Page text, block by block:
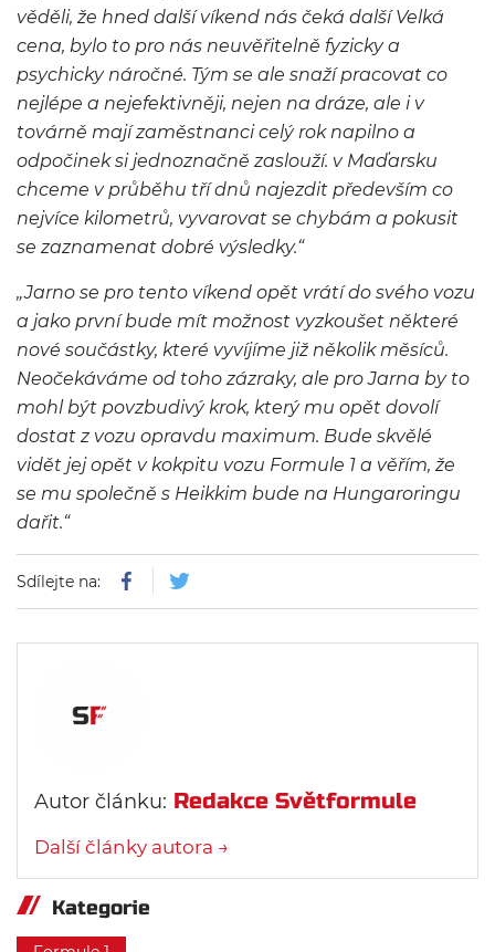
věděli, že hned další víkend nás čeká další Velká
cena, bylo to pro nás neuvěřitelně fyzicky a
psychicky náročné. Tým se ale snaží pracovat co
nejlépe a nejefektivněji, nejen na dráze, ale i v
továrně mají zaměstnanci celý rok napilno a
odpočinek si jednoznačně zaslouží. v Maďarsku
chceme v průběhu tří dnů najezdit především co
nejvíce kilometrů, vyvarovat se chybám a pokusit
se zaznamenat dobré výsledky.“
„Jarno se pro tento víkend opět vrátí do svého vozu
a jako první bude mít možnost vyzkoušet některé
nové součástky, které vyvíjíme již několik měsíců.
Neočekáváme od toho zázraky, ale pro Jarna by to
mohl být povzbudivý krok, který mu opět dovolí
dostat z vozu opravdu maximum. Bude skvělé
vidět jej opět v kokpitu vozu Formule 1 a věřím, že
se mu společně s Heikkim bude na Hungaroringu
dařit.“
Sdílejte na:
Autor článku: Redakce Světformule
Další články autora →
Kategorie